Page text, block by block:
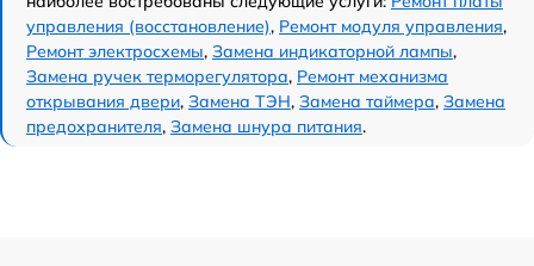
управления (восстановление), Ремонт модуля управления,
Ремонт электросхемы, Замена индикаторной лампы,
Замена ручек терморегулятора, Ремонт механизма
открывания двери, Замена ТЭН, Замена таймера, Замена
предохранителя, Замена шнура питания.